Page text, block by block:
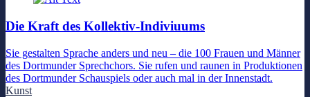
Die Kraft des Kollektiv-Indiviuums
Sie gestalten Sprache anders und neu – die 100 Frauen und Männer
des Dortmunder Sprechchors. Sie rufen und raunen in Produktionen
des Dortmunder Schauspiels oder auch mal in der Innenstadt.
Kunst